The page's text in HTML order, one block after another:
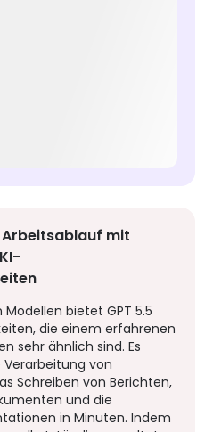
Arbeitsablauf mit
bietet GPT 5.5
die einem erfahrenen
sehr ähnlich sind. Es
von
Schreiben von Berichten,
und die
in Minuten. Indem